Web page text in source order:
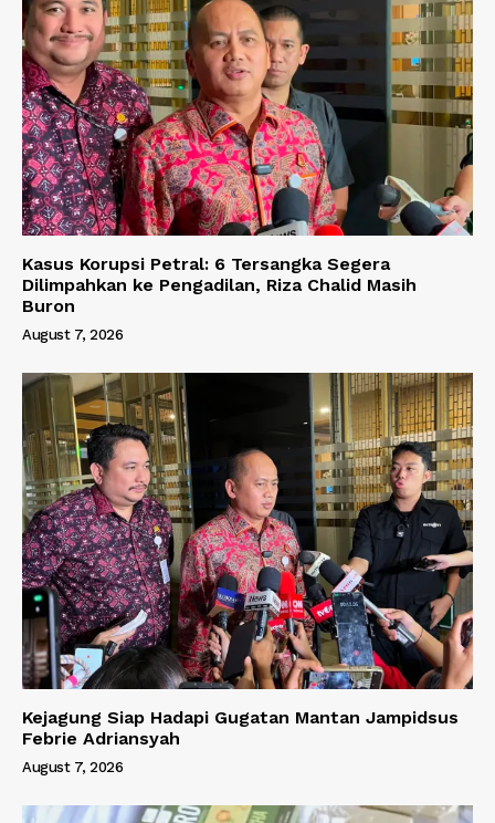
Kasus Korupsi Petral: 6 Tersangka Segera
Dilimpahkan ke Pengadilan, Riza Chalid Masih
Buron
August 7, 2026
Kejagung Siap Hadapi Gugatan Mantan Jampidsus
Febrie Adriansyah
August 7, 2026